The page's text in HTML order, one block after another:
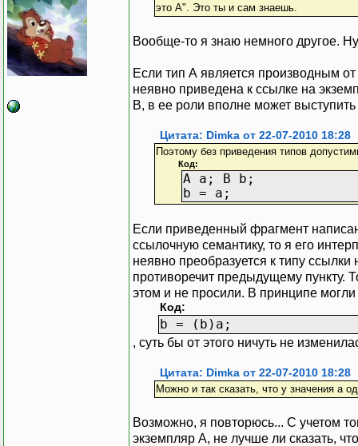
это A". Это ты и сам знаешь.
Вообще-то я знаю немного другое.
Если тип А является производным
неявно приведена к ссылке на
В, в ее роли вполне может
Цитата: Dimka от 22-07-2010 18:28
Поэтому без приведения типов
Код:
A a; B b;
b = a;
Если приведенный фрагмент
ссылочную семантику, то я его
неявно преобразуется к типу
противоречит предыдущему пункту.
этом и не просили. В принципе
Код:
b = (b)a;
, суть бы от этого ничуть не
Цитата: Dimka от 22-07-2010 18:28
Можно и так сказать, что у значения a
Возможно, я повторюсь... С учетом
экземпляр A, не лучше ли сказать,